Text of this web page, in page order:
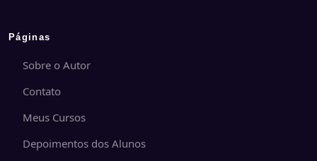
Páginas
Sobre o Autor
Contato
Meus Cursos
Depoimentos dos Alunos